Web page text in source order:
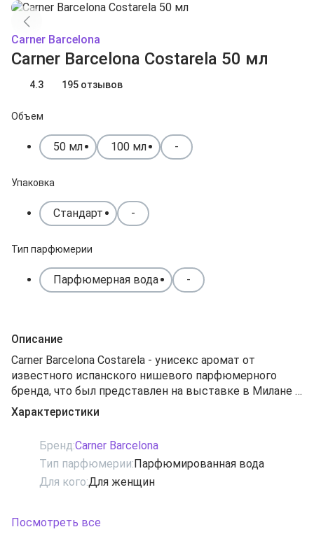
Carner Barcelona
Carner Barcelona Costarela 50 мл
4.3 195 отзывов
Объем
50 мл 100 мл -
Упаковка
Стандарт -
Тип парфюмерии
Парфюмерная вода -
Описание
Carner Barcelona Costarela - унисекс аромат от
известного испанского нишевого парфюмерного
бренда, что был представлен на выставке в Милане в
2016 году. Этот парфюм посвящен свободе мысли и
легкости движений на берегу моря в теплые летние
сочетает в себе изысканные и элегантные мотивы,
заключенные в строгий минималистичный флакончик
в черно-белых тонах. Подарите себе изысканное
Характеристики
Бренд:Carner Barcelona
Тип парфюмерии:Парфюмированная вода
Для кого:Для женщин
Посмотреть все